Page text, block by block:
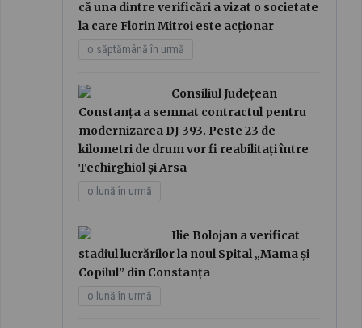
că una dintre verificări a vizat o societate
la care Florin Mitroi este acționar
o săptămână în urmă
Consiliul Județean
Constanța a semnat contractul pentru
modernizarea DJ 393. Peste 23 de
kilometri de drum vor fi reabilitați între
Techirghiol și Arsa
o lună în urmă
Ilie Bolojan a verificat
stadiul lucrărilor la noul Spital „Mama și
Copilul” din Constanța
o lună în urmă